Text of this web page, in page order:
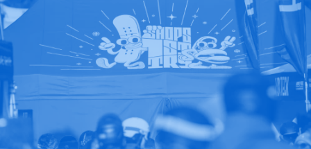
voucher per bevande per due membri del vostro team.
Offerta valida per tutte le iscrizioni entro il 28 novembre
2025.Good times con shredding, check, confronto e high-
five – il meeting business più rilassato dell’anno da non
perdere. Ci vediamo a Hochfügen!